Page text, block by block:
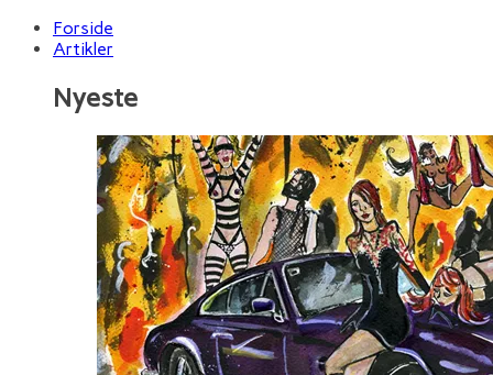
Forside
Artikler
Nyeste